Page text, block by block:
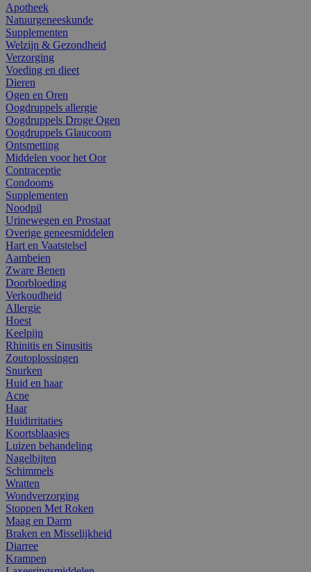
Apotheek
Natuurgeneeskunde
Supplementen
Welzijn & Gezondheid
Verzorging
Voeding en dieet
Dieren
Ogen en Oren
Oogdruppels allergie
Oogdruppels Droge Ogen
Oogdruppels Glaucoom
Ontsmetting
Middelen voor het Oor
Contraceptie
Condooms
Supplementen
Noodpil
Urinewegen en Prostaat
Overige geneesmiddelen
Hart en Vaatstelsel
Aambeien
Zware Benen
Doorbloeding
Verkoudheid
Allergie
Hoest
Keelpijn
Rhinitis en Sinusitis
Zoutoplossingen
Snurken
Huid en haar
Acne
Haar
Huidirritaties
Koortsblaasjes
Luizen behandeling
Nagelbijten
Schimmels
Wratten
Wondverzorging
Stoppen Met Roken
Maag en Darm
Braken en Misselijkheid
Diarree
Krampen